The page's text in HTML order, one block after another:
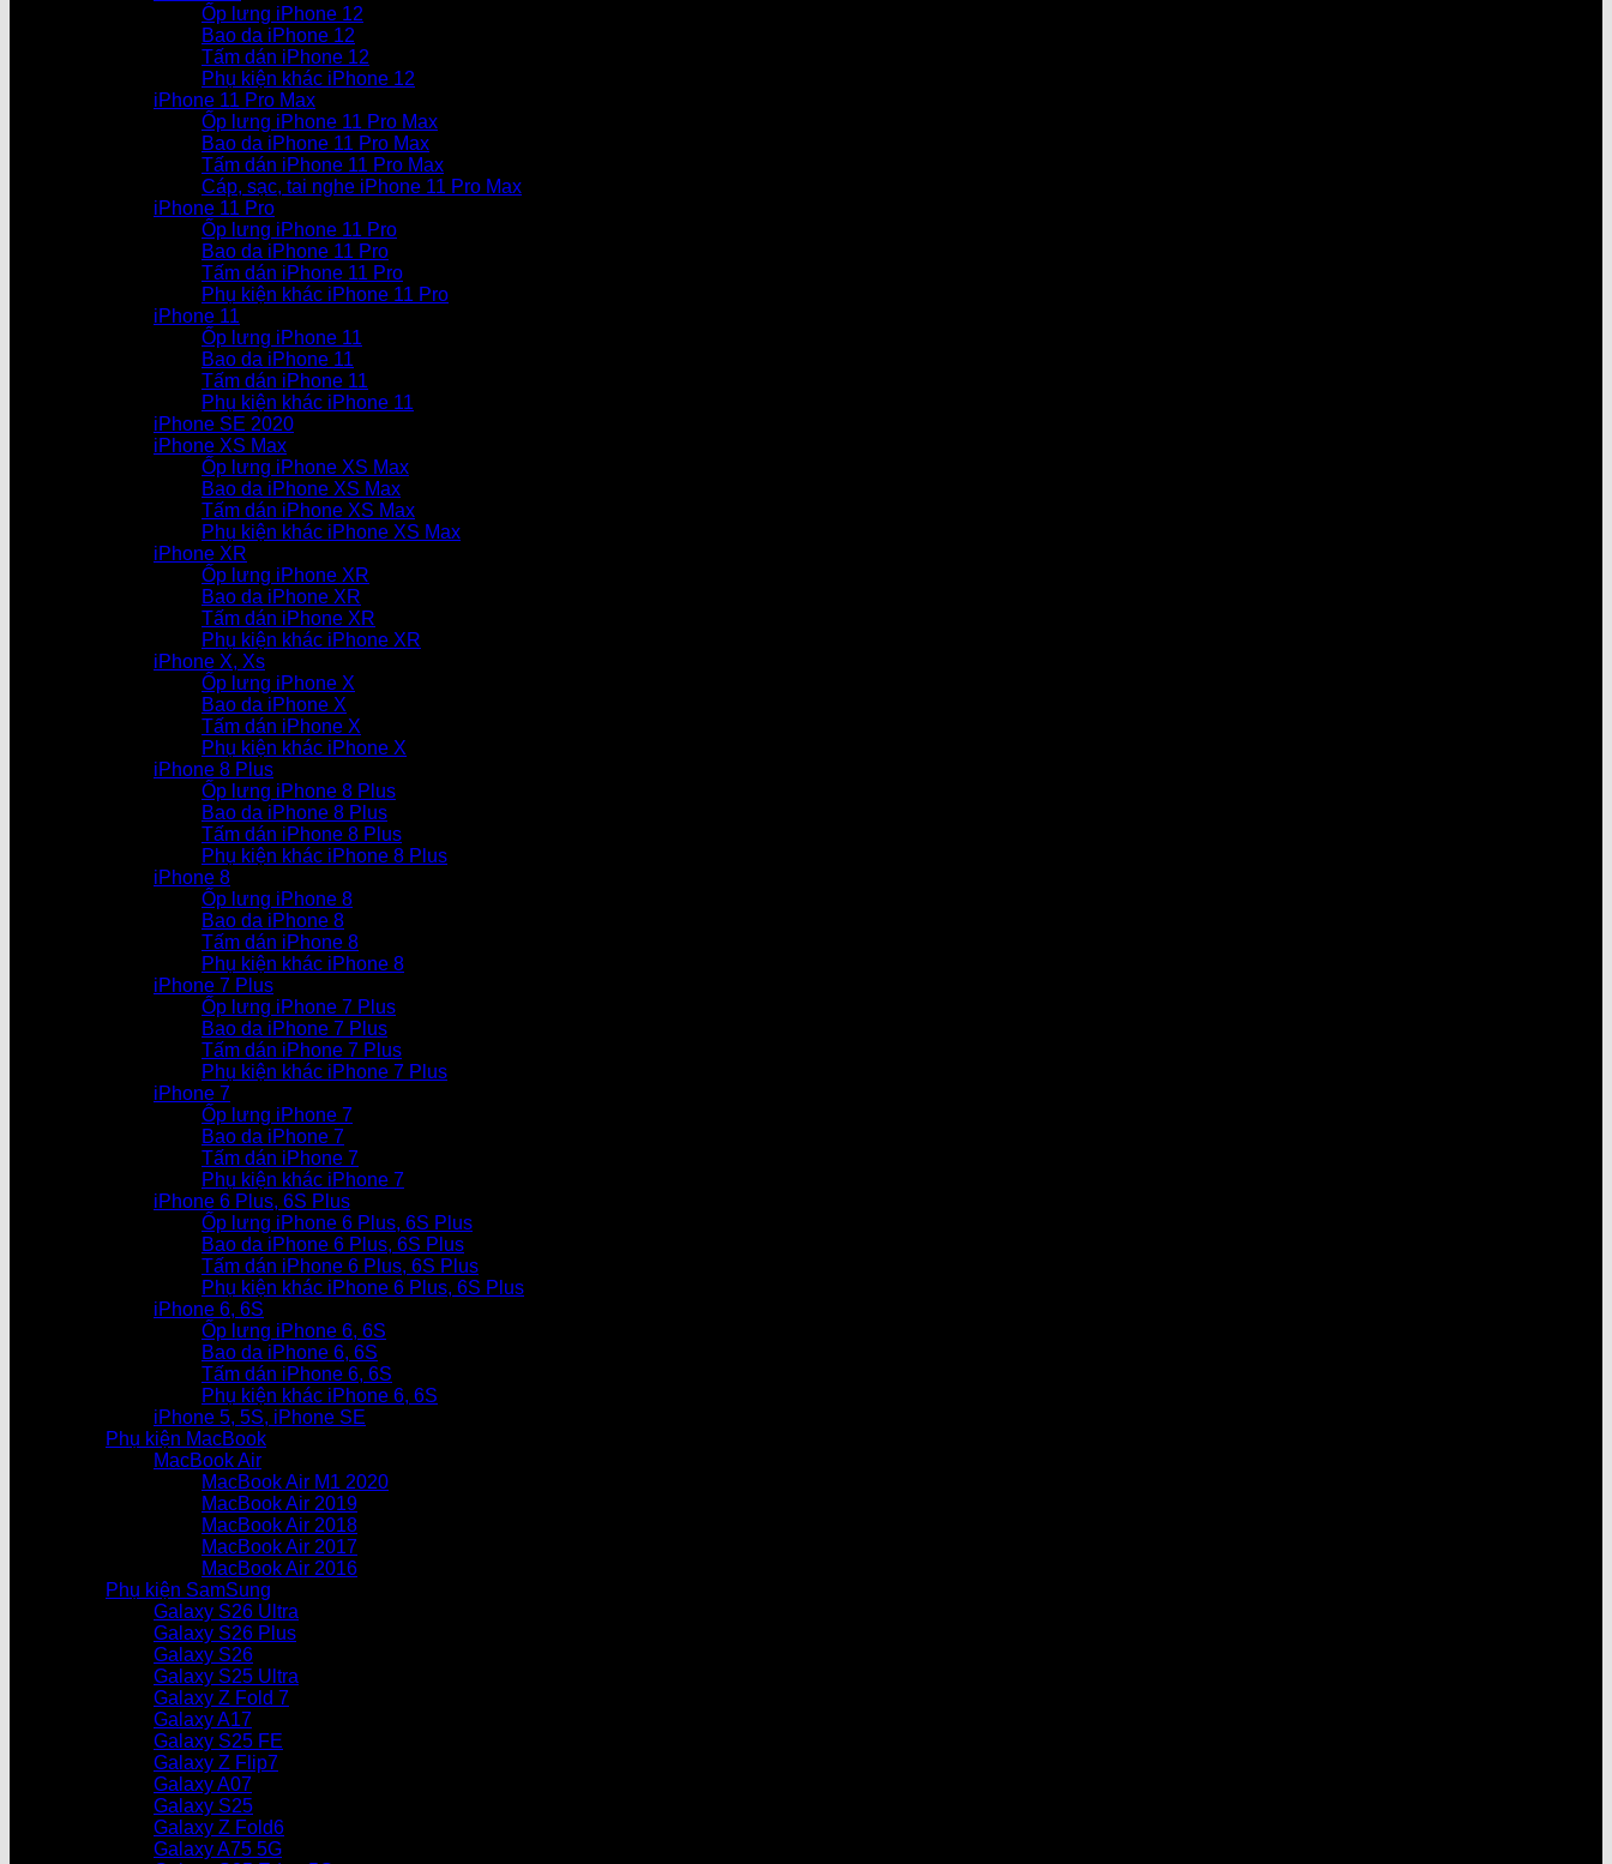
Ốp lưng iPhone 12
Bao da iPhone 12
Tấm dán iPhone 12
Phụ kiện khác iPhone 12
iPhone 11 Pro Max
Ốp lưng iPhone 11 Pro Max
Bao da iPhone 11 Pro Max
Tấm dán iPhone 11 Pro Max
Cáp, sạc, tai nghe iPhone 11 Pro Max
iPhone 11 Pro
Ốp lưng iPhone 11 Pro
Bao da iPhone 11 Pro
Tấm dán iPhone 11 Pro
Phụ kiện khác iPhone 11 Pro
iPhone 11
Ốp lưng iPhone 11
Bao da iPhone 11
Tấm dán iPhone 11
Phụ kiện khác iPhone 11
iPhone SE 2020
iPhone XS Max
Ốp lưng iPhone XS Max
Bao da iPhone XS Max
Tấm dán iPhone XS Max
Phụ kiện khác iPhone XS Max
iPhone XR
Ốp lưng iPhone XR
Bao da iPhone XR
Tấm dán iPhone XR
Phụ kiện khác iPhone XR
iPhone X, Xs
Ốp lưng iPhone X
Bao da iPhone X
Tấm dán iPhone X
Phụ kiện khác iPhone X
iPhone 8 Plus
Ốp lưng iPhone 8 Plus
Bao da iPhone 8 Plus
Tấm dán iPhone 8 Plus
Phụ kiện khác iPhone 8 Plus
iPhone 8
Ốp lưng iPhone 8
Bao da iPhone 8
Tấm dán iPhone 8
Phụ kiện khác iPhone 8
iPhone 7 Plus
Ốp lưng iPhone 7 Plus
Bao da iPhone 7 Plus
Tấm dán iPhone 7 Plus
Phụ kiện khác iPhone 7 Plus
iPhone 7
Ốp lưng iPhone 7
Bao da iPhone 7
Tấm dán iPhone 7
Phụ kiện khác iPhone 7
iPhone 6 Plus, 6S Plus
Ốp lưng iPhone 6 Plus, 6S Plus
Bao da iPhone 6 Plus, 6S Plus
Tấm dán iPhone 6 Plus, 6S Plus
Phụ kiện khác iPhone 6 Plus, 6S Plus
iPhone 6, 6S
Ốp lưng iPhone 6, 6S
Bao da iPhone 6, 6S
Tấm dán iPhone 6, 6S
Phụ kiện khác iPhone 6, 6S
iPhone 5, 5S, iPhone SE
Phụ kiện MacBook
MacBook Air
MacBook Air M1 2020
MacBook Air 2019
MacBook Air 2018
MacBook Air 2017
MacBook Air 2016
Phụ kiện SamSung
Galaxy S26 Ultra
Galaxy S26 Plus
Galaxy S26
Galaxy S25 Ultra
Galaxy Z Fold 7
Galaxy A17
Galaxy S25 FE
Galaxy Z Flip7
Galaxy A07
Galaxy S25
Galaxy Z Fold6
Galaxy A75 5G